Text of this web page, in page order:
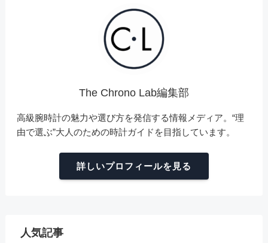
The Chrono Lab編集部
高級腕時計の魅力や選び方を発信する情報メディア。“理
由で選ぶ”大人のための時計ガイドを目指しています。
詳しいプロフィールを見る
人気記事